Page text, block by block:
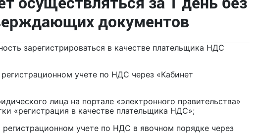
документов
зарегистрироваться в качестве плательщика НДС
учете по НДС через «Кабинет
лица на портале «электронного правительства»
«регистрация в качестве плательщика НДС»;
учете по НДС в явочном порядке через